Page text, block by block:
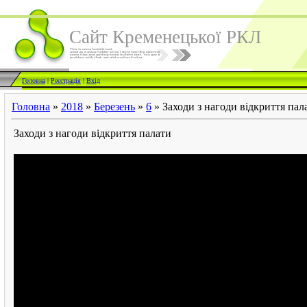
Сайт Кременецької РКЛ
Головна|Реєстрація|Вхід
Головна » 2018 » Березень » 6 » Заходи з нагоди відкриття
Заходи з нагоди відкриття палати